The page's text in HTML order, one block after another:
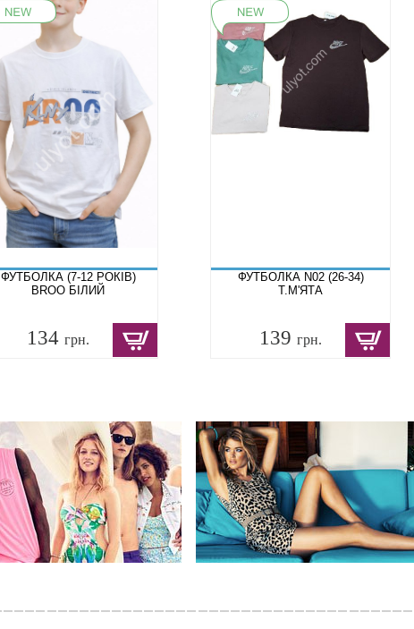
ФУТБОЛКА (7-12 РОКІВ)
BROO БІЛИЙ
134 грн.
ФУТБОЛКА N02 (26-34)
Т.М'ЯТА
139 грн.